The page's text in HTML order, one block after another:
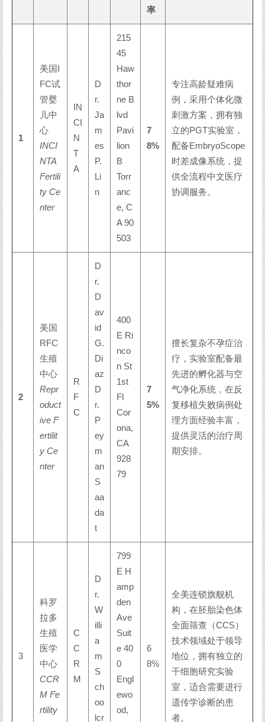
率
1
美国I
FC试
管婴
儿中
心
INCI
NTA
Fertili
ty Ce
nter
IN
CI
N
T
A
D
r.
Ja
m
es
P.
Li
n
215
45
Haw
thor
ne B
lvd
Pavi
lion
B
Torr
anc
e, C
A 90
503
7
8%
专注高龄疑难病
例，采用个体化微
刺激方案，拥有独
立的PGT实验室，
配备EmbryoScope
时差成像系统，提
供全流程中文医疗
协调服务。
2
美国
RFC
生殖
中心
Repr
oduct
ive F
ertilit
y Ce
nter
R
F
C
D
r.
D
av
id
G.
Di
az
D
r.
P
ey
m
an
S
aa
da
t
400
E Ri
nco
n St
1st
Fl
Cor
ona,
CA
928
79
7
5%
擅长复杂不孕症治
疗，实验室配备最
先进的孵化器与空
气净化系统，在反
复移植失败病例处
理方面经验丰富，
提供灵活的治疗周
期安排。
3
科罗
拉多
生殖
医学
中心
CCR
M Fe
rtility
C
C
R
M
D
r.
W
illi
a
m
S
ch
oo
lcr
799
E H
amp
den
Ave
Suit
e 40
0
Engl
ewo
od,
6
8%
全美连锁旗舰机
构，在胚胎染色体
全面筛查（CCS）
技术领域处于领导
地位，拥有独立的
干细胞研究实验
室，适合需要进行
遗传学诊断的患
者。